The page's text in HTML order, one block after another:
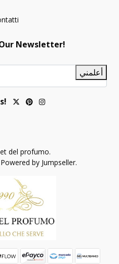
Newsletter!
أعلمني
del profumo.
Powered by Jumpseller.